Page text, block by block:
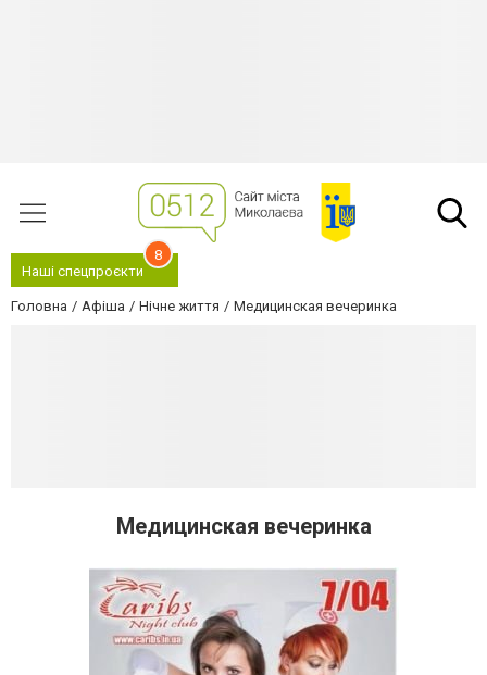
Наші спецпроєкти
8
Головна Афіша Нічне життя Медицинская вечеринка
Медицинская вечеринка